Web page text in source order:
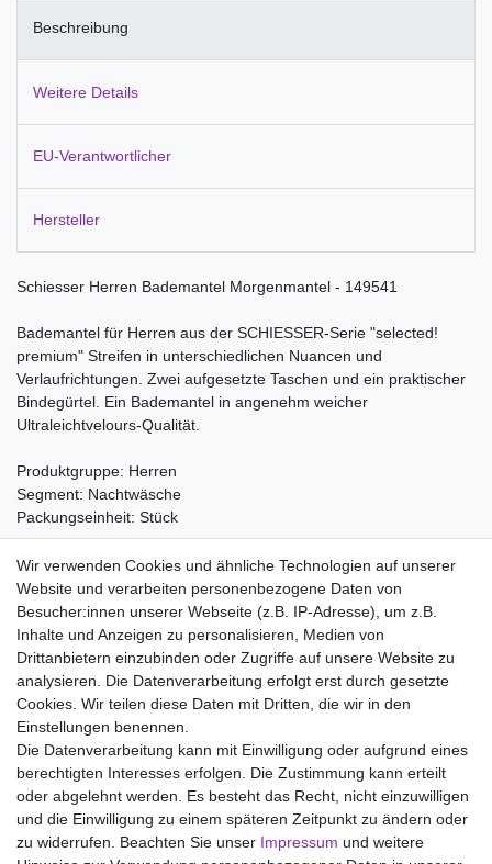
Beschreibung
Weitere Details
EU-Verantwortlicher
Hersteller
Schiesser Herren Bademantel Morgenmantel - 149541
Bademantel für Herren aus der SCHIESSER-Serie "selected!
premium" Streifen in unterschiedlichen Nuancen und
Verlaufrichtungen. Zwei aufgesetzte Taschen und ein praktischer
Bindegürtel. Ein Bademantel in angenehm weicher
Ultraleichtvelours-Qualität.
Produktgruppe: Herren
Segment: Nachtwäsche
Packungseinheit: Stück
Material:
100% Baumwolle
Angenehme weiche Ultraleichtvelours-Qualität
Wir liefern mit DHL (auch Samstags)
Kostenloser Versand
14 Tage Rückgaberecht
Wir verwenden Cookies und ähnliche Technologien auf unserer
Website und verarbeiten personenbezogene Daten von
Besucher:innen unserer Webseite (z.B. IP-Adresse), um z.B.
Inhalte und Anzeigen zu personalisieren, Medien von
Drittanbietern einzubinden oder Zugriffe auf unsere Website zu
analysieren. Die Datenverarbeitung erfolgt erst durch gesetzte
Cookies. Wir teilen diese Daten mit Dritten, die wir in den
Einstellungen benennen.
Die Datenverarbeitung kann mit Einwilligung oder aufgrund eines
berechtigten Interesses erfolgen. Die Zustimmung kann erteilt
oder abgelehnt werden. Es besteht das Recht, nicht einzuwilligen
und die Einwilligung zu einem späteren Zeitpunkt zu ändern oder
zu widerrufen. Beachten Sie unser Impressum und weitere